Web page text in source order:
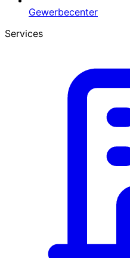
Gewerbecenter
Services